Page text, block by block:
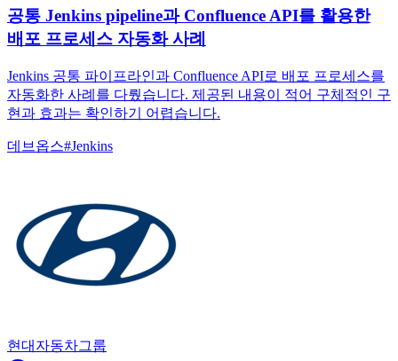
공통 Jenkins pipeline과 Confluence API를 활용한
배포 프로세스 자동화 사례
Jenkins 공통 파이프라인과 Confluence API로 배포 프로세스를
자동화한 사례를 다뤘습니다. 제공된 내용이 적어 구체적인 구
현과 효과는 확인하기 어렵습니다.
데브옵스#Jenkins
현대자동차그룹